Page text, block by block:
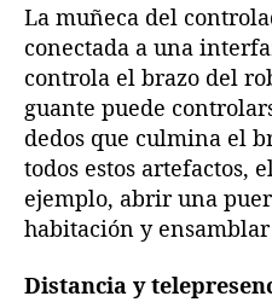
La muñeca del
conectada a una
controla el brazo del
guante puede
dedos que culmina el
todos estos artefactos,
ejemplo, abrir una
habitación y ensamblar
Distancia y